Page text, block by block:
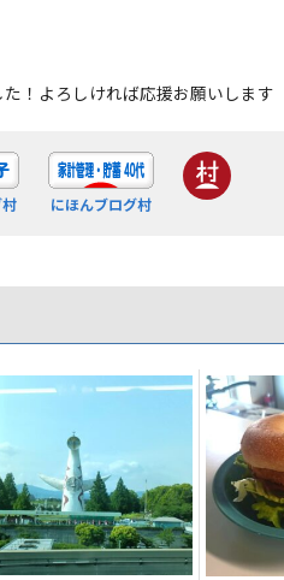
！よろしければ応援お願いします
にほんブログ村